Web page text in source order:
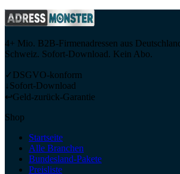
4+ Mio. B2B-Firmenadressen aus
Schweiz. Sofort-Download. Kein Abo.
✓ DSGVO-konform
↓Sofort-Download
↩Geld-zurück-Garantie
Shop
Startseite
Alle Branchen
Bundesland-Pakete
Preisliste